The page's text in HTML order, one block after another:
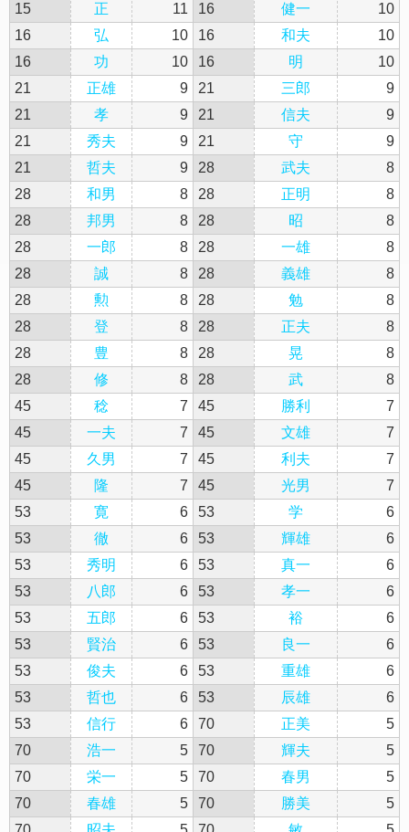
15
正 11 16 健一
10
16
弘 10 16 和夫
10
16
功 10 16 明
10
21
正雄 9 21 三郎
9
21
孝 9 21 信夫
9
21
秀夫 9 21 守
9
21
哲夫 9 28 武夫
8
28
和男 8 28 正明
8
28
邦男 8 28 昭
8
28
一郎 8 28 一雄
8
28
誠 8 28 義雄
8
28
勲 8 28 勉
8
28
登 8 28 正夫
8
28
豊 8 28 晃
8
28
修 8 28 武
8
45
稔 7 45 勝利
7
45
一夫 7 45 文雄
7
45
久男 7 45 利夫
7
45
隆 7 45 光男
7
53
寛 6 53 学
6
53
徹 6 53 輝雄
6
53
秀明 6 53 真一
6
53
八郎 6 53 孝一
6
53
五郎 6 53 裕
6
53
賢治 6 53 良一
6
53
俊夫 6 53 重雄
6
53
哲也 6 53 辰雄
6
53
信行 6 70 正美
5
70
浩一 5 70 輝夫
5
70
栄一 5 70 春男
5
70
春雄 5 70 勝美
5